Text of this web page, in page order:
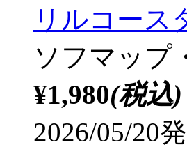
リルコース
ソフマップ
¥1,980(税込)
2026/05/20